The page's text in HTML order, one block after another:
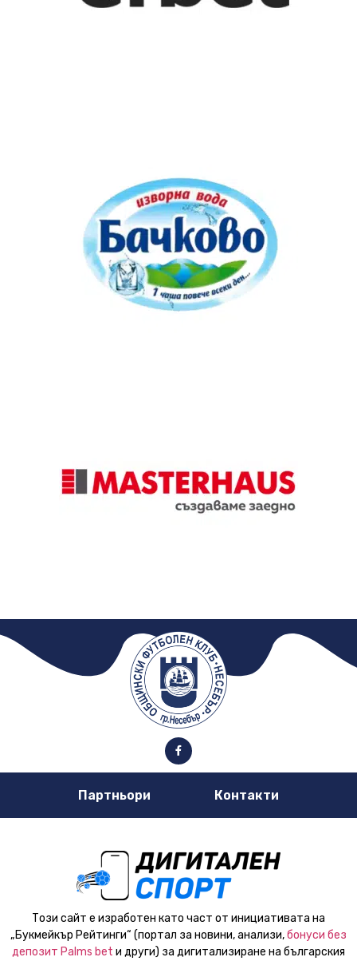
Партньори Контакти
Този сайт е изработен като част от инициативата на
„Букмейкър Рейтинги“ (портал за новини, анализи,бонуси без
депозит Palms bet и други) за дигитализиране на българския